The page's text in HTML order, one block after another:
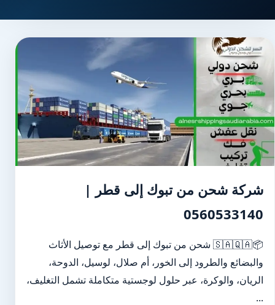
شركة شحن من تبوك إلى قطر |
0560533140
📦🇸🇦🇶🇦 شحن من تبوك إلى قطر مع توصيل الأثاث
والبضائع والطرود إلى الخور، أم صلال، لوسيل، الدوحة،
الريان، والوكرة، عبر حلول لوجستية متكاملة تشمل التغليف،
...